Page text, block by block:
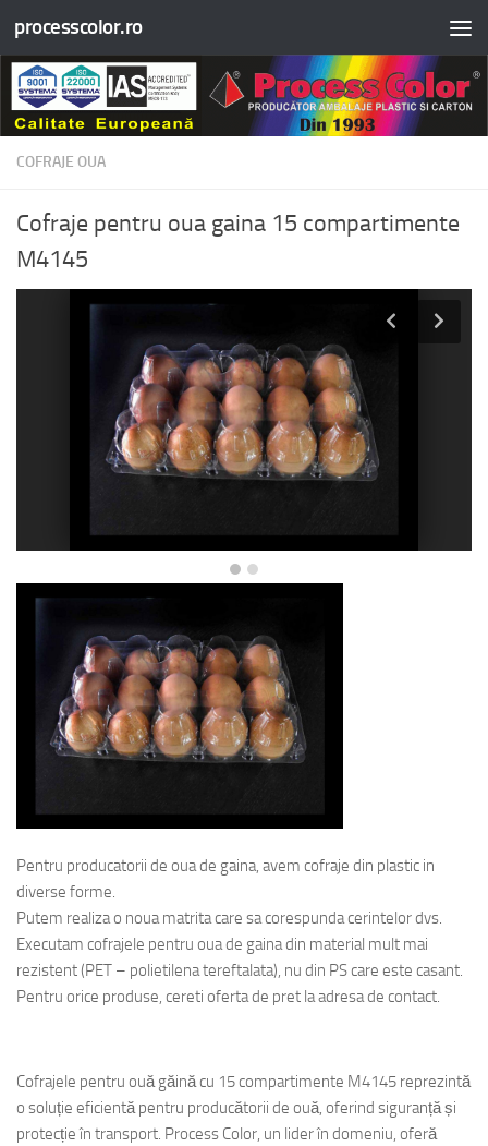
Skip to content
processcolor.ro
COFRAJE OUA
Cofraje pentru oua gaina 15 compartimente
M4145
Pentru producatorii de oua de gaina, avem cofraje din plastic in
diverse forme.
Putem realiza o noua matrita care sa corespunda cerintelor dvs.
Executam cofrajele pentru oua de gaina din material mult mai
rezistent (PET – polietilena tereftalata), nu din PS care este casant.
Pentru orice produse, cereti oferta de pret la adresa de contact.
Cofrajele pentru ouă găină cu 15 compartimente M4145 reprezintă
o soluție eficientă pentru producătorii de ouă, oferind siguranță și
protecție în transport. Process Color, un lider în domeniu, oferă